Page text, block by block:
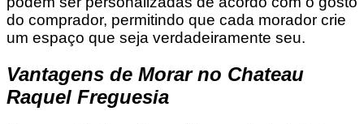
do comprador, permitindo que cada morador crie
um espaço que seja verdadeiramente seu.
Vantagens de Morar no Chateau
Raquel Freguesia